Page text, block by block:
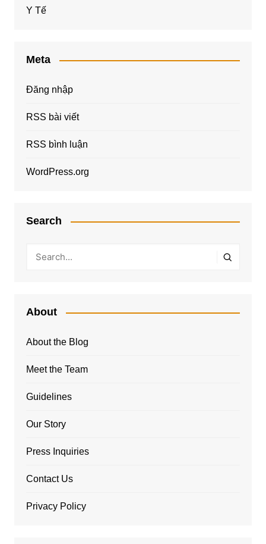
Y Tế
Meta
Đăng nhập
RSS bài viết
RSS bình luận
WordPress.org
Search
About
About the Blog
Meet the Team
Guidelines
Our Story
Press Inquiries
Contact Us
Privacy Policy